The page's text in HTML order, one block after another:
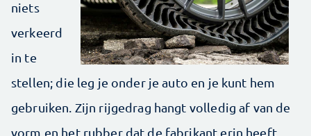
niets
verkeerd
in te
stellen; die leg je onder je auto en je kunt hem
gebruiken. Zijn rijgedrag hangt volledig af van de
vorm en het rubber dat de fabrikant erin heeft